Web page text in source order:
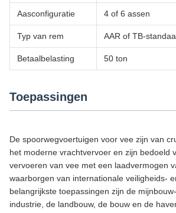
Aasconfiguratie 4 of 6 assen
Typ van rem AAR of TB-
Betaalbelasting 50 ton
Toepassingen
De spoorwegvoertuigen voor vee zijn van
het moderne vrachtvervoer en zijn bedoeld
vervoeren van vee met een laadvermogen
waarborgen van internationale veiligheids-
belangrijkste toepassingen zijn de
industrie, de landbouw, de bouw en de